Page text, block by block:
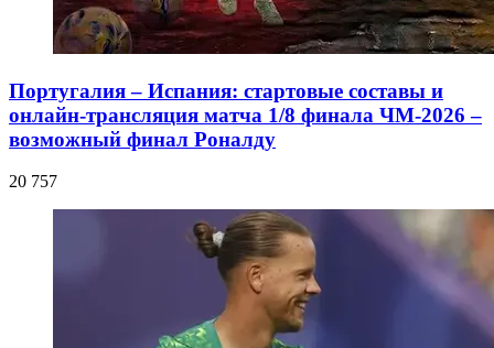
Португалия – Испания: стартовые составы и
онлайн-трансляция матча 1/8 финала ЧМ-2026 –
возможный финал Роналду
20 757